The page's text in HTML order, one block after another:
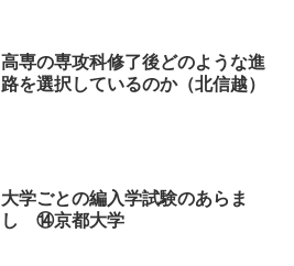
高専の専攻科修了後どのような進
路を選択しているのか（北信越）
大学ごとの編入学試験のあらま
し ⑭京都大学